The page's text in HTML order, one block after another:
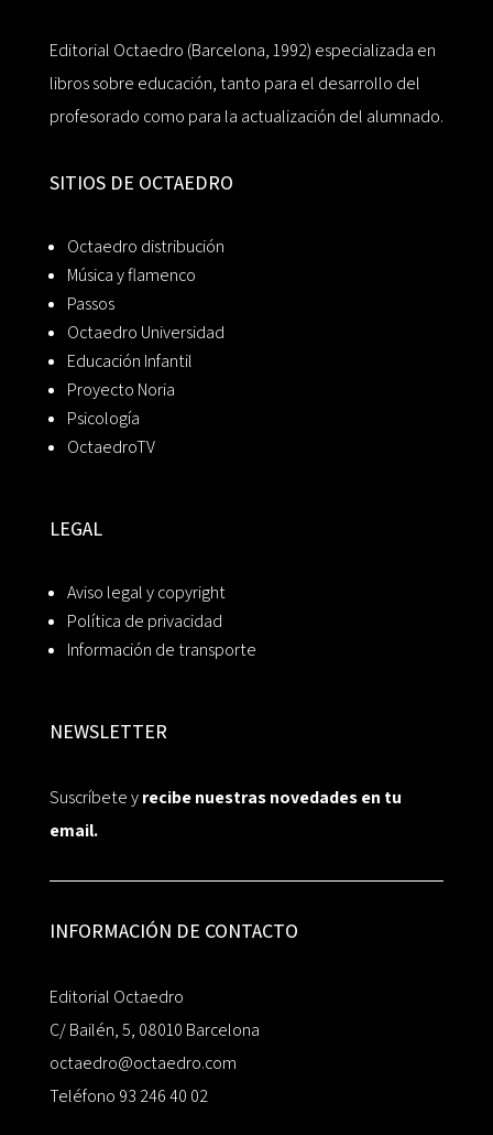
Editorial Octaedro (Barcelona, 1992) especializada en
libros sobre educación, tanto para el desarrollo del
profesorado como para la actualización del alumnado.
SITIOS DE OCTAEDRO
Octaedro distribución
Música y flamenco
Passos
Octaedro Universidad
Educación Infantil
Proyecto Noria
Psicología
OctaedroTV
LEGAL
Aviso legal y copyright
Política de privacidad
Información de transporte
NEWSLETTER
Suscríbete yrecibe nuestras novedades en tu
email.
INFORMACIÓN DE CONTACTO
Editorial Octaedro
C/ Bailén, 5, 08010 Barcelona
octaedro@octaedro.com
Teléfono 93 246 40 02